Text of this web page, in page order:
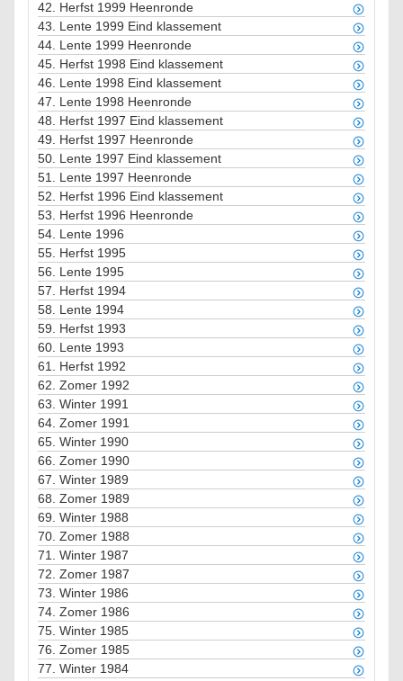
42. Herfst 1999 Heenronde
43. Lente 1999 Eind klassement
44. Lente 1999 Heenronde
45. Herfst 1998 Eind klassement
46. Lente 1998 Eind klassement
47. Lente 1998 Heenronde
48. Herfst 1997 Eind klassement
49. Herfst 1997 Heenronde
50. Lente 1997 Eind klassement
51. Lente 1997 Heenronde
52. Herfst 1996 Eind klassement
53. Herfst 1996 Heenronde
54. Lente 1996
55. Herfst 1995
56. Lente 1995
57. Herfst 1994
58. Lente 1994
59. Herfst 1993
60. Lente 1993
61. Herfst 1992
62. Zomer 1992
63. Winter 1991
64. Zomer 1991
65. Winter 1990
66. Zomer 1990
67. Winter 1989
68. Zomer 1989
69. Winter 1988
70. Zomer 1988
71. Winter 1987
72. Zomer 1987
73. Winter 1986
74. Zomer 1986
75. Winter 1985
76. Zomer 1985
77. Winter 1984